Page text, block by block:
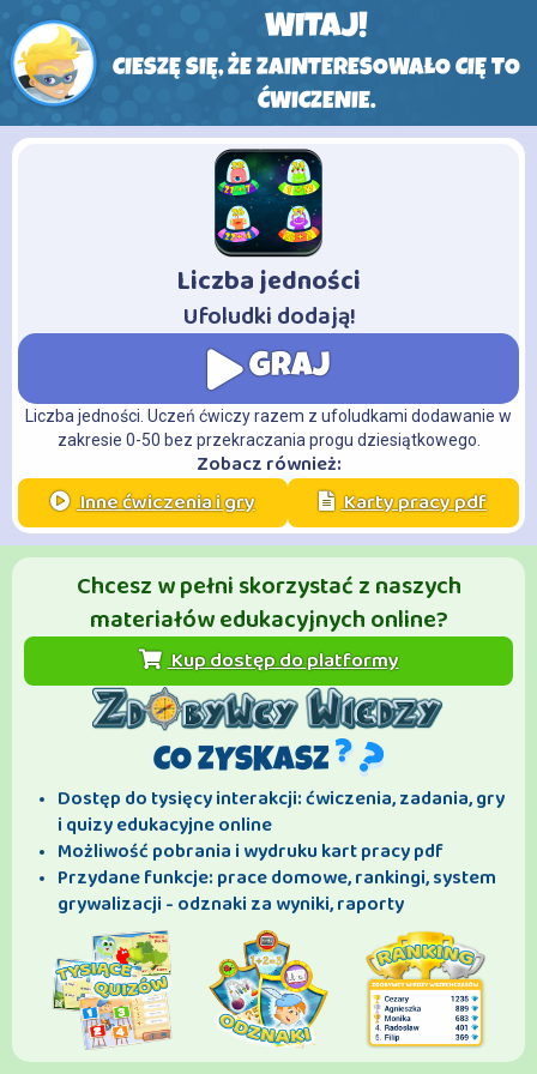
WITAJ!
CIESZĘ SIĘ, ŻE ZAINTERESOWAŁO CIĘ TO
ĆWICZENIE.
Liczba jedności
-Ufoludki dodają!
GRAJ
Liczba jedności. Uczeń ćwiczy razem z ufoludkami dodawanie w
zakresie 0-50 bez przekraczania progu dziesiątkowego.
Zobacz również:
Inne ćwiczenia i gry Karty pracy pdf
Chcesz w pełni skorzystać z naszych
materiałów edukacyjnych online?
Kup dostęp do platformy
CO ZYSKASZ
Dostęp do tysięcy interakcji: ćwiczenia, zadania, gry
i quizy edukacyjne online
Możliwość pobrania i wydruku kart pracy pdf
Przydane funkcje: prace domowe, rankingi, system
grywalizacji - odznaki za wyniki, raporty